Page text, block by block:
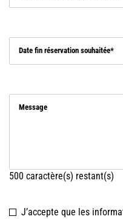
Date fin réservation souhaitée
Message
500 caractère(s) restant(s)
J’accepte que les